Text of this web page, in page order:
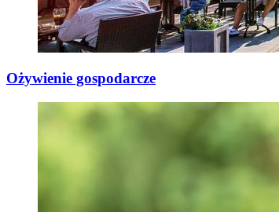
Ożywienie gospodarcze